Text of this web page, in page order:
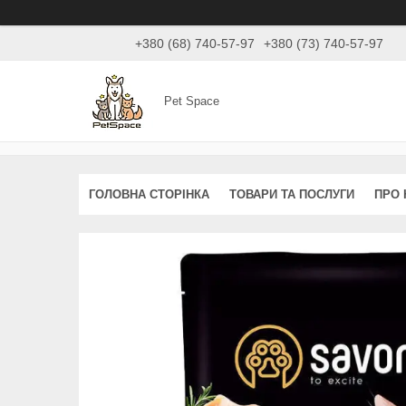
+380 (68) 740-57-97 +380 (73) 740-57-97
Pet Space
ГОЛОВНА СТОРІНКА ТОВАРИ ТА ПОСЛУГИ ПРО